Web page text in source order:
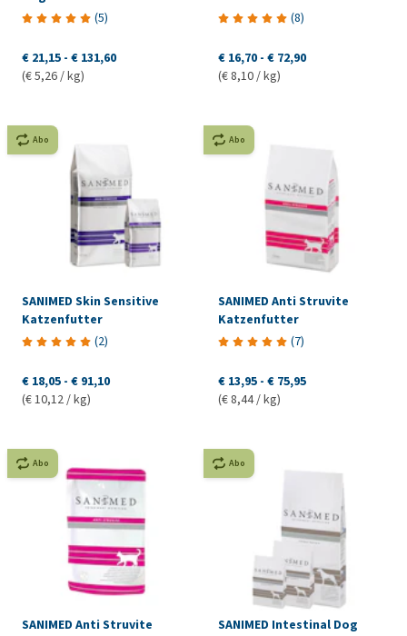
(5)
€ 21,15 - € 131,60
(€ 5,26 / kg)
(8)
€ 16,70 - € 72,90
(€ 8,10 / kg)
Abo
SANIMED Skin Sensitive
Katzenfutter
(2)
€ 18,05 - € 91,10
(€ 10,12 / kg)
Abo
SANIMED Anti Struvite
Katzenfutter
(7)
€ 13,95 - € 75,95
(€ 8,44 / kg)
Abo
SANIMED Anti Struvite
Abo
SANIMED Intestinal Dog